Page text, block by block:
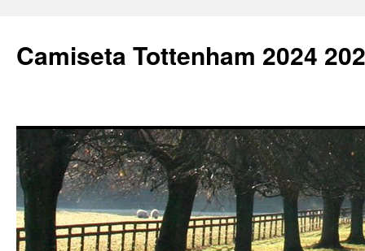
Camiseta Tottenham 2024